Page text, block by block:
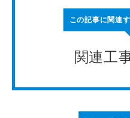
この記事に関連
関連工